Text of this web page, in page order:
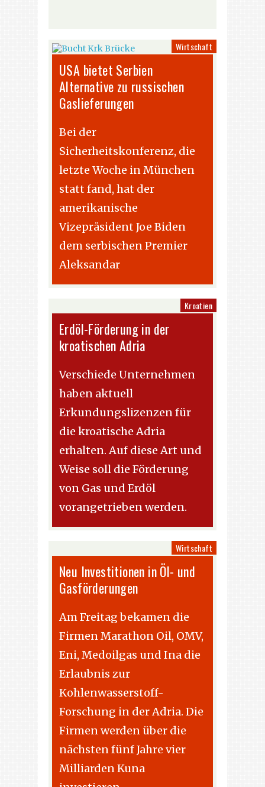
Wirtschaft
USA bietet Serbien
Alternative zu russischen
Gaslieferungen
Bei der
Sicherheitskonferenz, die
letzte Woche in München
statt fand, hat der
amerikanische
Vizepräsident Joe Biden
dem serbischen Premier
Aleksandar
Kroatien
Erdöl-Förderung in der
kroatischen Adria
Verschiede Unternehmen
haben aktuell
Erkundungslizenzen für
die kroatische Adria
erhalten. Auf diese Art und
Weise soll die Förderung
von Gas und Erdöl
vorangetrieben werden.
Wirtschaft
Neu Investitionen in Öl- und
Gasförderungen
Am Freitag bekamen die
Firmen Marathon Oil, OMV,
Eni, Medoilgas und Ina die
Erlaubnis zur
Kohlenwasserstoff-
Forschung in der Adria. Die
Firmen werden über die
nächsten fünf Jahre vier
Milliarden Kuna